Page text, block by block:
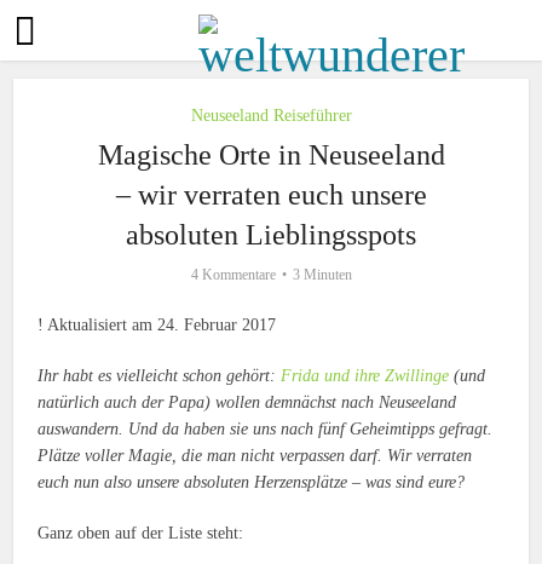
Neuseeland Reiseführer
Magische Orte in Neuseeland
– wir verraten euch unsere
absoluten Lieblingsspots
4 Kommentare 3 Minuten
! Aktualisiert am 24. Februar 2017
Ihr habt es vielleicht schon gehört:Frida und ihre Zwillinge (und
natürlich auch der Papa) wollen demnächst nach Neuseeland
auswandern. Und da haben sie uns nach fünf Geheimtipps gefragt.
Plätze voller Magie, die man nicht verpassen darf. Wir verraten
euch nun also unsere absoluten Herzensplätze – was sind eure?
Ganz oben auf der Liste steht: